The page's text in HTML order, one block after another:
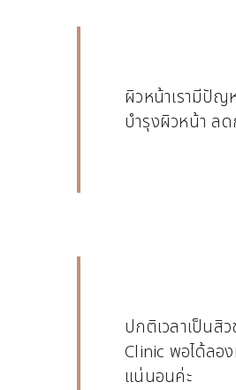
ผิวหน้าเรามีปัญ
บำรุงผิวหน้า ล
ปกติเวลาเป็นสิ
Clinic พอได้ลอ
แน่นอนค่ะ